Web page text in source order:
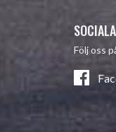
Följ oss